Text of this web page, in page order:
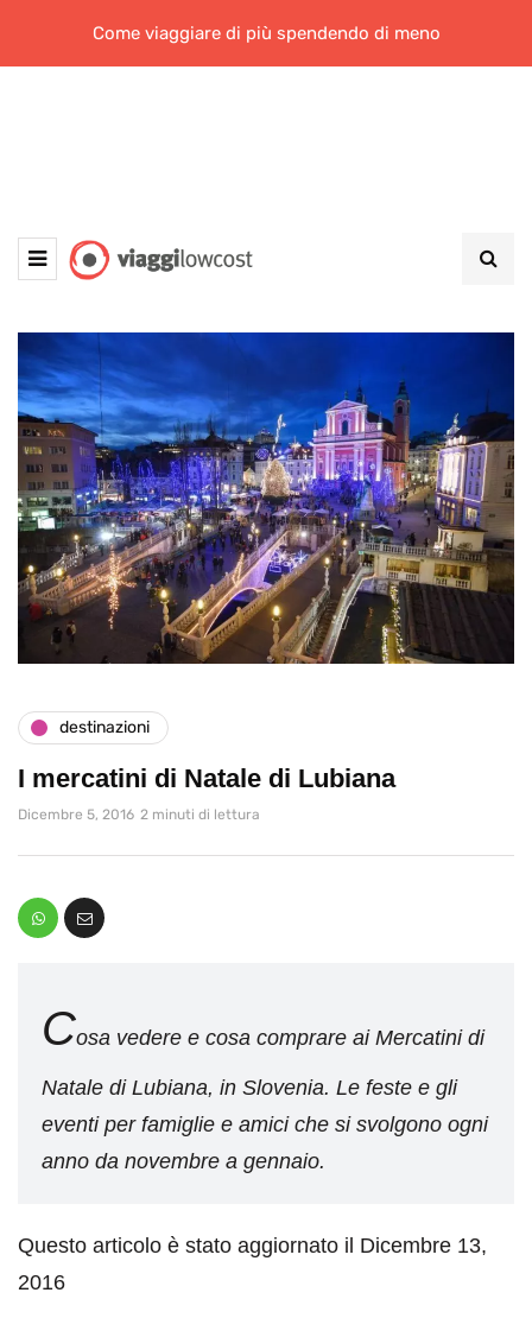
Come viaggiare di più spendendo di meno
destinazioni
I mercatini di Natale di Lubiana
Dicembre 5, 2016 2 minuti di lettura
Cosa vedere e cosa comprare ai Mercatini di
Natale di Lubiana, in Slovenia. Le feste e gli
eventi per famiglie e amici che si svolgono ogni
anno da novembre a gennaio.
Questo articolo è stato aggiornato il Dicembre 13,
2016